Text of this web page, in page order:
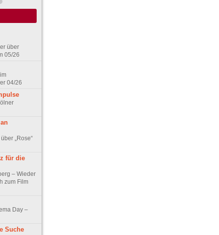
über
05/26
04/26
„Rose“
für die
– Wieder
zum Film
Day –
Suche